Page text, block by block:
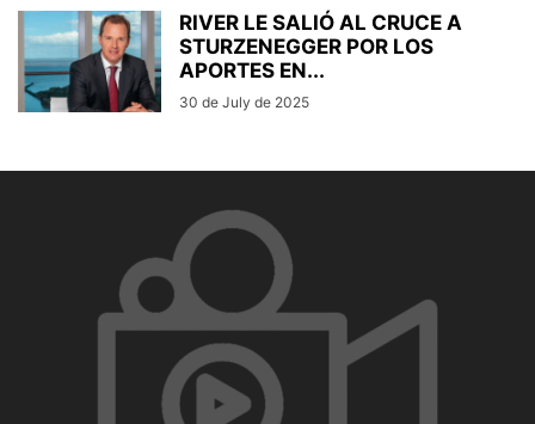
RIVER LE SALIÓ AL CRUCE A
STURZENEGGER POR LOS
APORTES EN...
30 de July de 2025